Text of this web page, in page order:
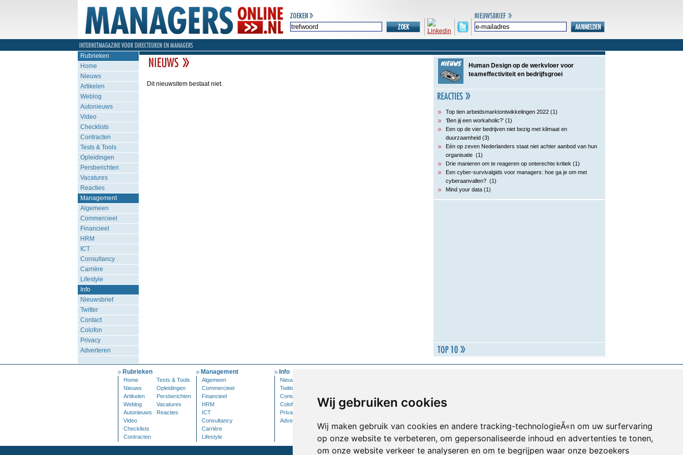
Wij gebruiken cookies
Wij maken gebruik van cookies en andere tracking-technologieÃ«n om uw surfervaring
op onze website te verbeteren, om gepersonaliseerde inhoud en advertenties te tonen,
om onze website verkeer te analyseren en om te begrijpen waar onze bezoekers
Rubrieken
Home
Nieuws
Artikelen
Weblog
Autonieuws
Video
Checklists
Contracten
Tests & Tools
Opleidingen
Persberichten
Vacatures
Reacties
Management
Algemeen
Commercieel
Financieel
HRM
ICT
Consultancy
Carrière
Lifestyle
Info
Nieuwsbrief
Twitter
Contact
Colofon
Privacy
Adverteren
Dit nieuwsitem bestaat niet.
Human Design op de werkvloer voor
teameffectiviteit en bedrijfsgroei
Top tien arbeidsmarktontwikkelingen 2022 (1)
‘Ben jij een workaholic?’ (1)
Een op de vier bedrijven niet bezig met klimaat en
duurzaamheid (3)
Eén op zeven Nederlanders staat niet achter aanbod van hun
organisatie (1)
Drie manieren om te reageren op onterechte kritiek (1)
Een cyber-survivalgids voor managers: hoe ga je om met
cyberaanvallen? (1)
Mind your data (1)
Rubrieken
Home
Tests & Tools
Nieuws
Opleidingen
Artikelen
Persberichten
Weblog
Vacatures
Autonieuws
Reacties
Video
Checklists
Contracten
Management
Algemeen
Commercieel
Financieel
HRM
ICT
Consultancy
Carrière
Lifestyle
Info
Nieuwsbrief
Twitter
Contact
Colofon
Privacy
Adverteren